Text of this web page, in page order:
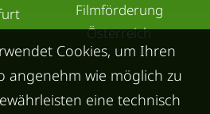
Filmförderung
Österreich
Cookies, um Ihren
angenehm wie möglich zu
eine technisch